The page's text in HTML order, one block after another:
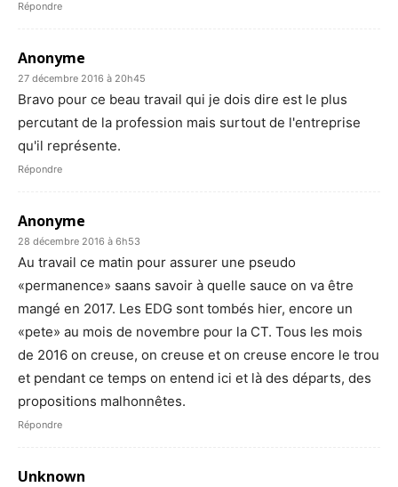
Répondre
Anonyme
27 décembre 2016 à 20h45
Bravo pour ce beau travail qui je dois dire est le plus
percutant de la profession mais surtout de l'entreprise
qu'il représente.
Répondre
Anonyme
28 décembre 2016 à 6h53
Au travail ce matin pour assurer une pseudo
«permanence» saans savoir à quelle sauce on va être
mangé en 2017. Les EDG sont tombés hier, encore un
«pete» au mois de novembre pour la CT. Tous les mois
de 2016 on creuse, on creuse et on creuse encore le trou
et pendant ce temps on entend ici et là des départs, des
propositions malhonnêtes.
Répondre
Unknown